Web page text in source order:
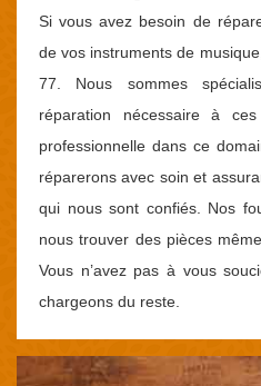
Si vous avez besoin de
de vos instruments de
77. Nous sommes
réparation nécessaire à
professionnelle dans ce
réparerons avec soin et
qui nous sont confiés. Nos
nous trouver des pièces
Vous n’avez pas à vous
chargeons du reste.